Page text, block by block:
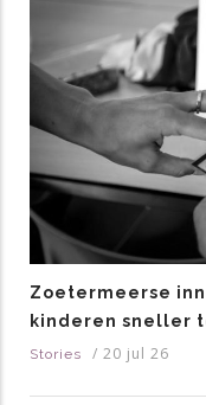
Zoetermeerse
kinderen sneller
Stories / 20 jul 26